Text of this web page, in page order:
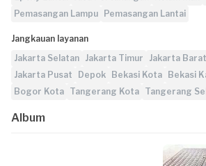
Pemasangan Lampu
Pemasangan Lantai
Jangkauan layanan
Jakarta Selatan Jakarta Timur Jakarta Barat
Jakarta Pusat
Depok Bekasi Kota
Bekasi
Bogor Kota Tangerang Kota Tangerang
Album